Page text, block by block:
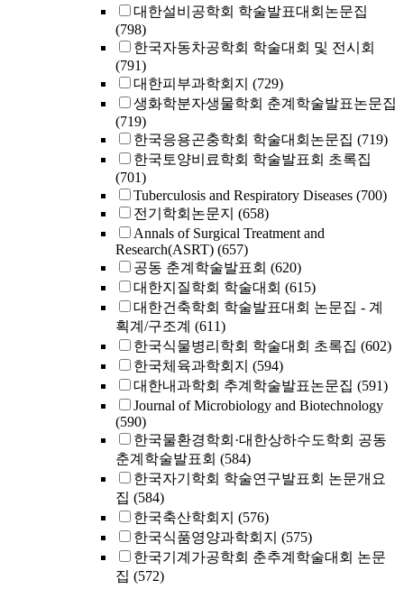
대한설비공학회 학술발표대회논문집
(798)
한국자동차공학회 학술대회 및 전시회
(791)
대한피부과학회지 (729)
생화학분자생물학회 춘계학술발표논문집
(719)
한국응용곤충학회 학술대회논문집 (719)
한국토양비료학회 학술발표회 초록집
(701)
Tuberculosis and Respiratory Diseases (700)
전기학회논문지 (658)
Annals of Surgical Treatment and
Research(ASRT) (657)
공동 춘계학술발표회 (620)
대한지질학회 학술대회 (615)
대한건축학회 학술발표대회 논문집 - 계
획계/구조계 (611)
한국식물병리학회 학술대회 초록집 (602)
한국체육과학회지 (594)
대한내과학회 추계학술발표논문집 (591)
Journal of Microbiology and Biotechnology
(590)
한국물환경학회·대한상하수도학회 공동
춘계학술발표회 (584)
한국자기학회 학술연구발표회 논문개요
집 (584)
한국축산학회지 (576)
한국식품영양과학회지 (575)
한국기계가공학회 춘추계학술대회 논문
집 (572)